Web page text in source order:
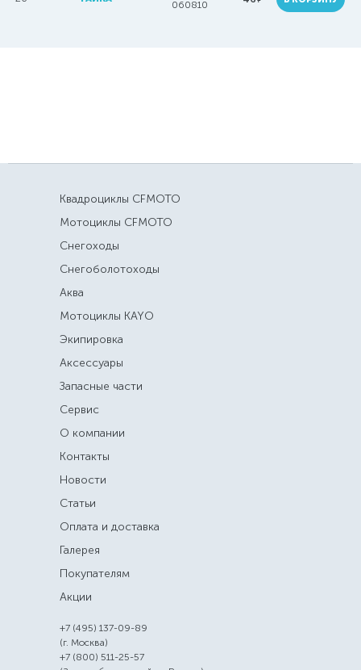
060810
Квадроциклы CFMOTO
Мотоциклы CFMOTO
Снегоходы
Снегоболотоходы
Аква
Мотоциклы KAYO
Экипировка
Аксессуары
Запасные части
Сервис
О компании
Контакты
Новости
Статьи
Оплата и доставка
Галерея
Покупателям
Акции
+7 (495) 137-09-89
(г. Москва)
+7 (800) 511-25-57